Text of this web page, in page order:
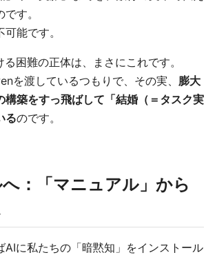
す。
能です。
困難の正体は、まさにこれです。
を渡しているつもりで、その実、 膨大
構築をすっ飛ばして「結婚（＝タスク実
るのです。
：「マニュアル」から
AIに私たちの「暗黙知」をインストール